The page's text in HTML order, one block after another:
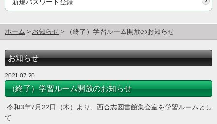
新規パスワード登録
ホーム お知らせ （終了）学習ルーム開放のお知らせ
お知らせ
2021.07.20
（終了）学習ルーム開放のお知らせ
令和3年7月22日（木）より、西合志図書館集会室を学習ルームとし
て